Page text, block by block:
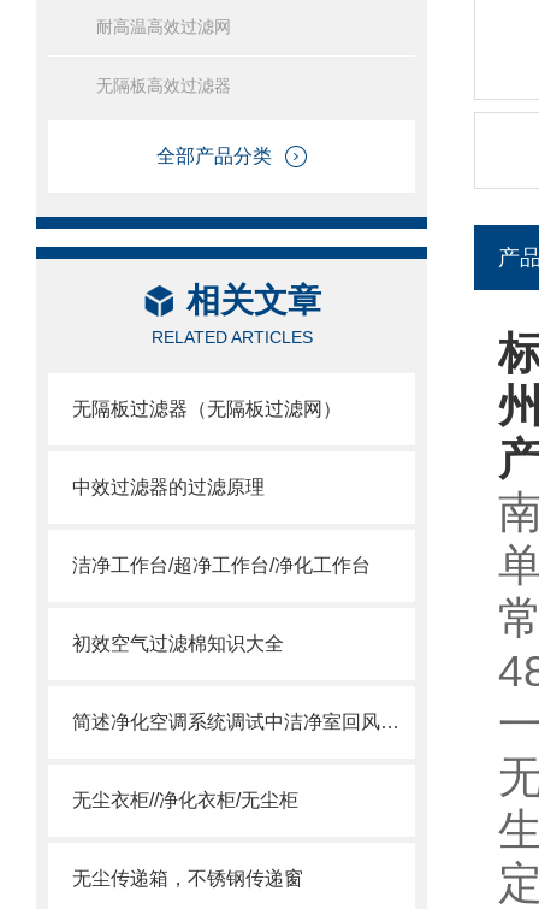
耐高温高效过滤网
无隔板高效过滤器
全部产品分类
相关文章
RELATED ARTICLES
无隔板过滤器（无隔板过滤网）
中效过滤器的过滤原理
洁净工作台/超净工作台/净化工作台
初效空气过滤棉知识大全
简述净化空调系统调试中洁净室回风口变为送风口的问题
无尘衣柜//净化衣柜/无尘柜
无尘传递箱，不锈钢传递窗
产